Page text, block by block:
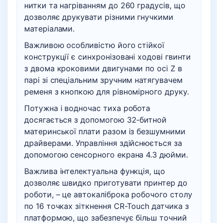
нитки та нагріванням до 260 градусів, що
дозволяє друкувати різними гнучкими
матеріалами.
Важливою особливістю його стійкої
конструкції є синхронізовані ходові гвинти
з двома кроковими двигунами по осі Z в
парі зі спеціальним зручним натягувачем
ременя з кнопкою для рівномірного друку.
Потужна і водночас тиха робота
досягається з допомогою 32-битной
материнської плати разом із безшумними
драйверами. Управління здійснюється за
допомогою сенсорного екрана 4.3 дюйми.
Важлива інтелектуальна функція, що
дозволяє швидко приготувати принтер до
роботи, – це автокаліброка робочого столу
по 16 точках зіткнення CR-Touch датчика з
платформою, що забезпечує більш точний